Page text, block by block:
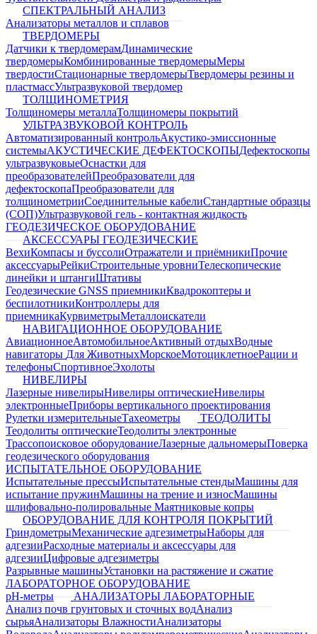
СПЕКТРАЛЬНЫЙ АНАЛИЗ
Анализаторы металлов и сплавов
ТВЕРДОМЕРЫ
Датчики к твердомерамДинамические
твердомерыКомбинированные твердомерыМеры
твердостиСтационарные твердомерыТвердомеры резины и
пластмассУльтразвуковой твердомер
ТОЛЩИНОМЕТРИЯ
Толщиномеры металлаТолщиномеры покрытий
УЛЬТРАЗВУКОВОЙ КОНТРОЛЬ
Автоматизированный контрольАкустико-эмиссионные
системыАКУСТИЧЕСКИЕ ДЕФЕКТОСКОПЫДефектоскопы
ультразвуковыеОснастки для
преобразователейПреобразователи для
дефектоскопаПреобразователи для
толщинометрииСоединительные кабелиСтандартные образцы
(СОП)Ультразвуковой гель - контактная жидкость
ГЕОДЕЗИЧЕСКОЕ ОБОРУДОВАНИЕ
АКСЕССУАРЫ ГЕОДЕЗИЧЕСКИЕ
ВехиКомпасы и буссолиОтражатели и приёмникиПрочие
аксессуарыРейкиСтроительные уровниТелескопические
линейки и штангиШтативы
Геодезические GNSS приемникиКвадрокоптеры и
беспилотникиКонтроллеры для
приемникаКурвиметрыМеталлоискатели
НАВИГАЦИОННОЕ ОБОРУДОВАНИЕ
АвиационноеАвтомобильноеАктивный отдыхВодные
навигаторы Для ЖивотныхМорскоеМотоциклетноеРации и
телефоныСпортивноеЭхолоты
НИВЕЛИРЫ
Лазерные нивелирыНивелиры оптическиеНивелиры
электронныеПриборы вертикального проектирования
Рулетки измерительныеТахеометры
ТЕОДОЛИТЫ
Теодолиты оптическиеТеодолиты электронные
Трассопоисковое оборудованиеЛазерные дальномерыПоверка
геодезического оборудования
ИСПЫТАТЕЛЬНОЕ ОБОРУДОВАНИЕ
Испытательные прессыИспытательные стендыМашины для
испытание пружинМашины на трение и износМашины
шлифовально-полировальные Маятниковые копры
ОБОРУДОВАНИЕ ДЛЯ КОНТРОЛЯ ПОКРЫТИЙ
ГриндометрыМеханические адгезиметрыНаборы для
адгезииРасходные материалы и аксессуары для
адгезииЦифровые адгезиметры
Разрывные машиныУстановки на растяжение и сжатие
ЛАБОРАТОРНОЕ ОБОРУДОВАНИЕ
pH-метры
АНАЛИЗАТОРЫ ЛАБОРАТОРНЫЕ
Анализ почв грунтовых и сточных водАнализ
сырьяАнализаторы ВлажностиАнализаторы